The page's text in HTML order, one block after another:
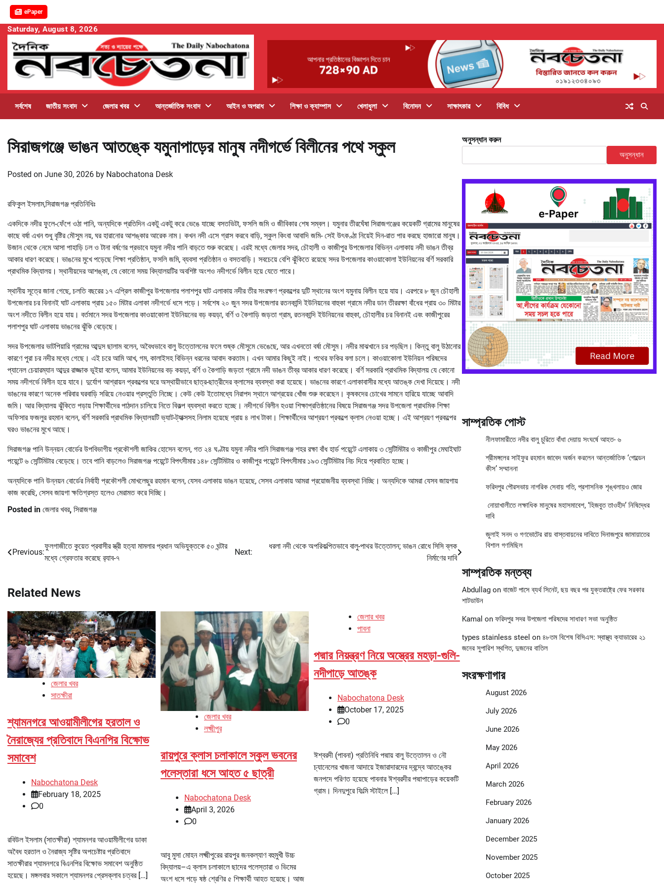
ePaper
Skip
content
Saturday, August 8, 2026
সর্বশেষ জাতীয় সংবাদ জেলার খবর আন্তর্জাতিক সংবাদ আইন ও অপরাধ শিক্ষা ও ক্যাম্পাস খেলাধুলা বিনোদন সাক্ষাৎকার বিবিধ
সিরাজগঞ্জে ভাঙন আতঙ্কে যমুনাপাড়ের মানুষ নদীগর্ভে বিলীনের পথে স্কুল
Posted on June 30, 2026 by Nabochatona Desk
রফিকুল ইসলাম,সিরাজগঞ্জ প্রতিনিধিঃ
একদিকে নদীর ফুলে-ফেঁপে ওঠা পানি, অন্যদিকে প্রতিদিন একটু একটু করে ভেঙে যাচ্ছে বসতভিটা, ফসলি জমি ও জীবিকার শেষ সম্বল। যমুনার তীরঘেঁষা সিরাজগঞ্জের কয়েকটি গ্রামের মানুষের
কাছে বর্ষা এখন শুধু বৃষ্টির মৌসুম নয়, ঘর হারানোর আশঙ্কার আরেক নাম। কখন নদী এসে গ্রাস করবে বাড়ি, স্কুল কিংবা আবাদি জমি- সেই উৎকণ্ঠা নিয়েই দিন-রাত পার করছে হাজারো মানুষ।
উজান থেকে নেমে আসা পাহাড়ি ঢল ও টানা বর্ষণের প্রভাবে যমুনা নদীর পানি বাড়তে শুরু করেছে। এরই মধ্যে জেলার সদর, চৌহালী ও কাজীপুর উপজেলার বিভিন্ন এলাকায় নদী ভাঙন তীব্র
আকার ধারণ করেছে। ভাঙনের মুখে পড়েছে শিক্ষা প্রতিষ্ঠান, ফসলি জমি, ব্যবসা প্রতিষ্ঠান ও বসতবাড়ি। সবচেয়ে বেশি ঝুঁকিতে রয়েছে সদর উপজেলার কাওয়াকোলা ইউনিয়নের বর্ণি সরকারি
প্রাথমিক বিদ্যালয়। স্থানীয়দের আশঙ্কা, যে কোনো সময় বিদ্যালয়টির অবশিষ্ট অংশও নদীগর্ভে বিলীন হয়ে যেতে পারে।
স্থানীয় সূত্রে জানা গেছে, চলতি বছরের ১৭ এপ্রিল কাজীপুর উপজেলার পলাশপুর ঘাট এলাকায় নদীর তীর সংরক্ষণ প্রকল্পের দুটি স্থানের অংশ যমুনায় বিলীন হয়ে যায়। এরপরে ৮ জুন চৌহালী
উপজেলার চর বিনানই ঘাট এলাকায় প্রায় ১৫০ মিটার এলাকা নদীগর্ভে ধসে পড়ে। সর্বশেষ ২০ জুন সদর উপজেলার রতনকান্দি ইউনিয়নের বাহুকা গ্রামে নদীর ডান তীররক্ষা বাঁধের প্রায় ৩০ মিটার
অংশ নদীতে বিলীন হয়ে যায়। বর্তমানে সদর উপজেলার কাওয়াকোলা ইউনিয়নের বড় কয়ড়া, বর্ণি ও কৈগাড়ি জড়তা গ্রাম, রতনকান্দি ইউনিয়নের বাহুকা, চৌহালীর চর বিনানই এবং কাজীপুরের
পলাশপুর ঘাট এলাকায় ভাঙনের ঝুঁকি বেড়েছে।
সদর উপজেলার ভাটপিয়ারি গ্রামের আব্দুস ছালাম বলেন, অবৈধভাবে বালু উত্তোলনের ফলে শুষ্ক মৌসুমে ভেঙেছে, আর এখনতো বর্ষা মৌসুম। নদীর মাঝখানে চর পড়ছিল। কিন্তু বালু উঠানোর
কারণে পুরা চর নদীর মধ্যে গেছে। এই চরে আমি আখ, গম, কালাইসহ বিভিন্ন ধরনের আবাদ করতাম। এখন আমার কিছুই নাই। পথের ফকির বলা চলে। কাওয়াকোলা ইউনিয়ন পরিষদের
প্যানেল চেয়ারম্যান আব্দুর রাজ্জাক ভূইয়া বলেন, আমার ইউনিয়নের বড় কয়ড়া, বর্ণি ও কৈগাড়ি জড়তা গ্রামে নদী ভাঙন তীব্র আকার ধারণ করেছে। বর্ণি সরকারি প্রাথমিক বিদ্যালয় যে কোনো
সময় নদীগর্ভে বিলীন হয়ে যাবে। দুর্যোগ আশ্রায়ন প্রকল্পের ঘরে অস্থায়ীভাবে ছাত্র-ছাত্রীদের ক্লাসের ব্যবস্থা করা হয়েছে। ভাঙনের কারণে এলাকাবাসীর মধ্যে আতঙ্ক দেখা দিয়েছে। নদী
ভাঙনের কারণে অনেক পরিবার ঘরবাড়ি সরিয়ে নেওয়ার প্রস্তুতি নিচ্ছে। কেউ কেউ ইতোমধ্যে নিরাপদ স্থানে আশ্রয়ের খোঁজ শুরু করেছেন। কৃষকদের চোখের সামনে হারিয়ে যাচ্ছে আবাদি
জমি। আর বিদ্যালয় ঝুঁকিতে পড়ায় শিক্ষার্থীদের পাঠদান চালিয়ে নিতে বিকল্প ব্যবস্থা করতে হচ্ছে। নদীগর্ভে বিলীন হওয়া শিক্ষাপ্রতিষ্ঠানের বিষয়ে সিরাজগঞ্জ সদর উপজেলা প্রাথমিক শিক্ষা
অফিসার ফজলুর রহমান বলেন, বর্ণি সরকারি প্রাথমিক বিদ্যালয়টি ভ্যাট-ট্যাক্সসহ নিলাম হয়েছে প্রায় ৪ লাখ টাকা। শিক্ষার্থীদের আশ্রয়ণ প্রকল্পে ক্লাস নেওয়া হচ্ছে। এই আশ্রয়ণ প্রকল্পের
ঘরও ভাঙনের মুখে আছে।
সিরাজগঞ্জ পানি উন্নয়ন বোর্ডের উপবিভাগীয় প্রকৌশলী জাকির হোসেন বলেন, গত ২৪ ঘণ্টায় যমুনা নদীর পানি সিরাজগঞ্জ শহর রক্ষা বাঁধ হার্ড পয়েন্টে এলাকায় ৩ সেন্টিমিটার ও কাজীপুর মেঘাইঘাট
পয়েন্টে ৬ সেন্টিমিটার বেড়েছে। তবে পানি বাড়লেও সিরাজগঞ্জ পয়েন্টে বিপৎসীমার ১৪৮ সেন্টিমিটার ও কাজীপুর পয়েন্টে বিপৎসীমার ১৯৩ সেন্টিমিটার নিচ দিয়ে প্রবাহিত হচ্ছে।
অন্যদিকে পানি উন্নয়ন বোর্ডের নির্বাহী প্রকৌশলী মোখলেছুর রহমান বলেন, যেসব এলাকায় ভাঙন হয়েছে, সেসব এলাকায় আমরা প্রয়োজনীয় ব্যবস্থা নিচ্ছি। অন্যদিকে আমরা যেসব জায়গায়
কাজ করেছি, সেসব জায়গা ক্ষতিগ্রস্ত হলেও মেরামত করে দিচ্ছি।
Posted in জেলার খবর, সিরাজগঞ্জ
Post
navigation
Previous:
ফুলগাজীতে কুয়েত প্রবাসীর স্ত্রী হত্যা মামলার প্রধান অভিযুক্তকে ৫০ ঘন্টার
মধ্যে গ্রেফতার করেছে র‌্যাব-৭
Next:
ধরলা নদী থেকে অপরিকল্পিতভাবে বালু-পাথর উত্তোলন; ভাঙন রোধে সিসি ব্লক
নির্মাণের দাবি
Related News
জেলার খবর
সাতক্ষীরা
শ্যামনগরে আওয়ামীলীগের হরতাল ও
নৈরাজ্যের প্রতিবাদে বিএনপির বিক্ষোভ
সমাবেশ
Nabochatona Desk
February 18, 2025
0
রবিউল ইসলাম (সাতক্ষীরা) শ্যামনগর আওয়ামীলীগের ডাকা
অবৈধ হরতাল ও নৈরাজ্য সৃষ্টির অপচেষ্টার প্রতিবাদে
সাতক্ষীরার শ্যামনগরে বিএনপির বিক্ষোভ সমাবেশ অনুষ্ঠিত
হয়েছে। মঙ্গলবার সকালে শ্যামনগর প্রেসক্লাব চত্বর […]
জেলার খবর
লক্ষ্মীপুর
রায়পুরে ক্লাস চলাকালে স্কুল ভবনের
পলেস্তারা ধসে আহত ৫ ছাত্রী
Nabochatona Desk
April 3, 2026
0
আবু মুসা মোহন লক্ষ্মীপুরের রায়পুর জনকল্যাণ বহুমুখী উচ্চ
বিদ্যালয়–এ ক্লাস চলাকালে ছাদের পলেস্তারা ও ভিমের
অংশ ধসে পড়ে ষষ্ঠ শ্রেণির ৫ শিক্ষার্থী আহত হয়েছে। আজ
জেলার খবর
পাবনা
পদ্মার নিয়ন্ত্রণ নিয়ে অস্ত্রের মহড়া-গুলি-
নদীপাড়ে আতঙ্ক
Nabochatona Desk
October 17, 2025
0
ঈশ্বরদী (পাবনা) প্রতিনিধি পদ্মায় বালু উত্তোলন ও নৌ
চ্যানেলের খাজনা আদায়ে ইজারাদারদের দ্বন্দ্বে আতঙ্কের
জনপদে পরিণত হয়েছে পাবনার ঈশ্বরদীর পদ্মাপাড়ের কয়েকটি
গ্রাম। দিনদুপুরে ফিল্মি স্টাইলে […]
অনুসন্ধান করুন
অনুসন্ধান
সাম্প্রতিক পোস্ট
নীলফামারীতে নদীর বালু চুরিতে বাঁধা দেয়ায় সংঘর্ষে আহত- ৬
শ্রীমঙ্গলের সাইফুর রহমান জাবেদ অর্জন করলেন আন্তর্জাতিক ‘গোল্ডেন
কীস’ সম্মাননা
ফরিদপুর পৌরসভায় নাগরিক সেবায় গতি, প্রশাসনিক শৃঙ্খলায়ও জোর
নোয়াখালীতে লক্ষাধিক মানুষের মহাসমাবেশ, ‘হিজবুত তাওহীদ’ নিষিদ্ধের
দাবি
জুলাই সনদ ও গণভোটের রায় বাস্তবায়নের দাবিতে দিনাজপুরে জামায়াতের
বিশাল গণমিছিল
সাম্প্রতিক মন্তব্য
Abdullagon বাজেট পাসে ব্যর্থ সিনেট, ছয় বছর পর যুক্তরাষ্ট্রে ফের সরকার
শাটডাউন
Kamal on ফরিদপুর সদর উপজেলা পরিষদের সাধারণ সভা অনুষ্ঠিত
types stainless steel on ৪৮তম বিশেষ বিসিএস: স্বাস্থ্য ক্যাডারের ২১
জনের সুপারিশ স্থগিত, দুজনের বাতিল
সংরক্ষণাগার
August 2026
July 2026
June 2026
May 2026
April 2026
March 2026
February 2026
January 2026
December 2025
November 2025
October 2025